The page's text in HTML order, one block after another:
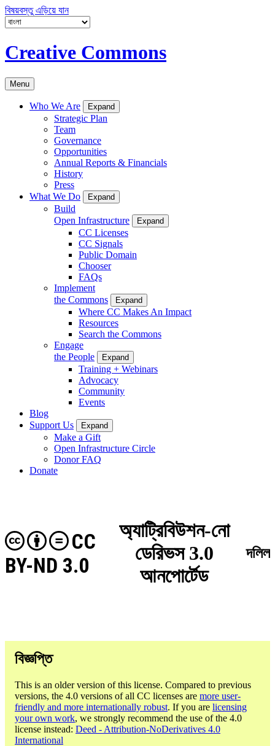
বিষয়বস্তু এড়িয়ে যান
Creative Commons
Menu
Who We Are Expand
Strategic Plan
Team
Governance
Opportunities
Annual Reports & Financials
History
Press
What We Do
Expand
Build
Open Infrastructure
Expand
CC Licenses
CC Signals
Public Domain
Chooser
FAQs
Implement
the Commons
Expand
Where CC Makes An Impact
Resources
Search the Commons
Engage
the People
Expand
Training + Webinars
Advocacy
Community
Events
Blog
Support Us
Expand
Make a Gift
Open Infrastructure Circle
Donor FAQ
Donate
অ্যাট্রিবিউশন-নো
ডেরিভস 3.0
আনপোর্টেড
CC
BY-ND 3.0
দলিল
বিজ্ঞপ্তি
This is an older version of this license. Compared to previous
versions, the 4.0 versions of all CC licenses are more user-
friendly and more internationally robust. If you are licensing
your own work, we strongly recommend the use of the 4.0
license instead: Deed - Attribution-NoDerivatives 4.0
International